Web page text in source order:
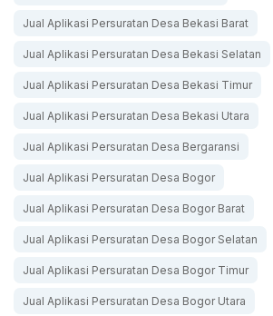
Jual Aplikasi Persuratan Desa Bekasi Barat
Jual Aplikasi Persuratan Desa Bekasi Selatan
Jual Aplikasi Persuratan Desa Bekasi Timur
Jual Aplikasi Persuratan Desa Bekasi Utara
Jual Aplikasi Persuratan Desa Bergaransi
Jual Aplikasi Persuratan Desa Bogor
Jual Aplikasi Persuratan Desa Bogor Barat
Jual Aplikasi Persuratan Desa Bogor Selatan
Jual Aplikasi Persuratan Desa Bogor Timur
Jual Aplikasi Persuratan Desa Bogor Utara